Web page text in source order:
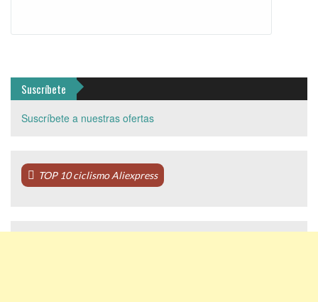
Suscríbete
Suscríbete a nuestras ofertas
TOP 10 ciclismo Aliexpress